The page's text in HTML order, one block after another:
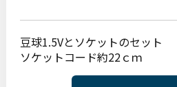
豆球1.5Vとソケットのセット
ソケットコード約22ｃｍ